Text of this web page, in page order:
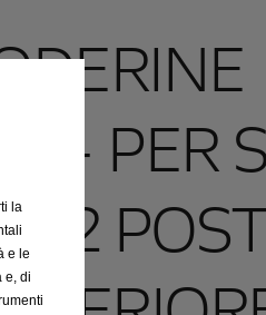
- PER
2
la
e le
e, di